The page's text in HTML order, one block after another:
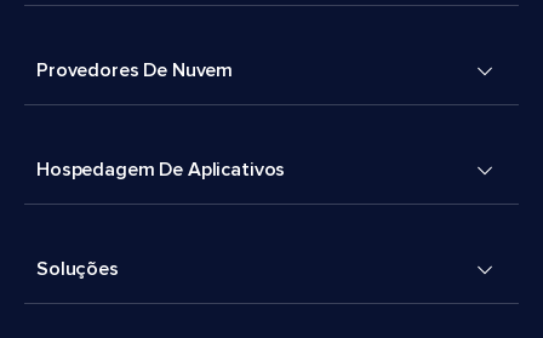
Provedores De Nuvem
Hospedagem De Aplicativos
Soluções